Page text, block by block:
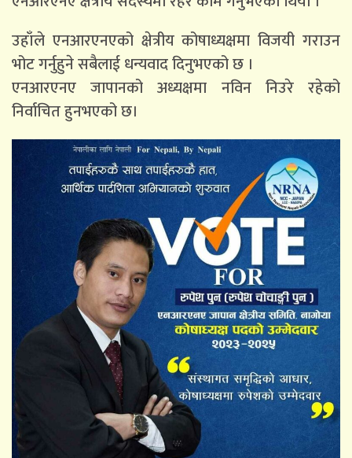
उहाँले एनआरएनएको क्षेत्रीय कोषाध्यक्षमा विजयी गराउन
भोट गर्नुहुने सबैलाई धन्यवाद दिनुभएको छ ।
एनआरएनए जापानको अध्यक्षमा नविन निउरे रहेको
निर्वाचित हुनभएको छ।